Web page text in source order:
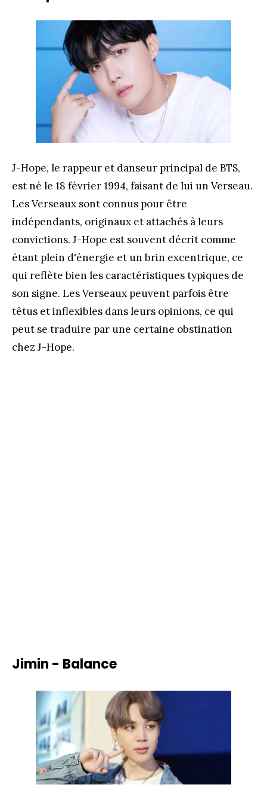
J-Hope, le rappeur et danseur principal de BTS,
est né le 18 février 1994, faisant de lui un Verseau.
Les Verseaux sont connus pour être
indépendants, originaux et attachés à leurs
convictions. J-Hope est souvent décrit comme
étant plein d'énergie et un brin excentrique, ce
qui reflète bien les caractéristiques typiques de
son signe. Les Verseaux peuvent parfois être
têtus et inflexibles dans leurs opinions, ce qui
peut se traduire par une certaine obstination
chez J-Hope.
Jimin - Balance